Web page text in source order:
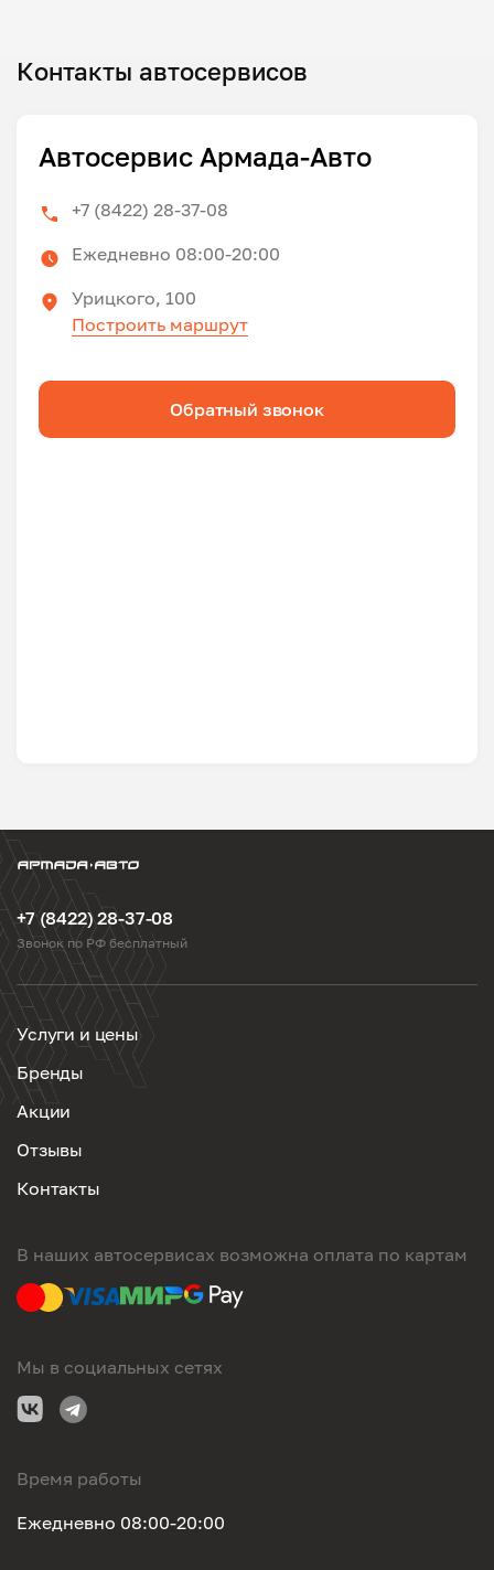
Контакты автосервисов
Автосервис Армада-Авто
+7 (8422) 28-37-08
Ежедневно 08:00-20:00
Урицкого, 100
Построить маршрут
Обратный звонок
+7 (8422) 28-37-08
Звонок по РФ бесплатный
Услуги и цены
Бренды
Акции
Отзывы
Контакты
В наших автосервисах возможна оплата по картам
Мы в социальных сетях
Время работы
Ежедневно 08:00-20:00